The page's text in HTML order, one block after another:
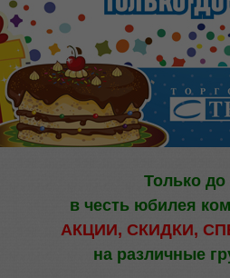
Только
в честь юбилея
АКЦИИ, СКИДКИ,
на различные